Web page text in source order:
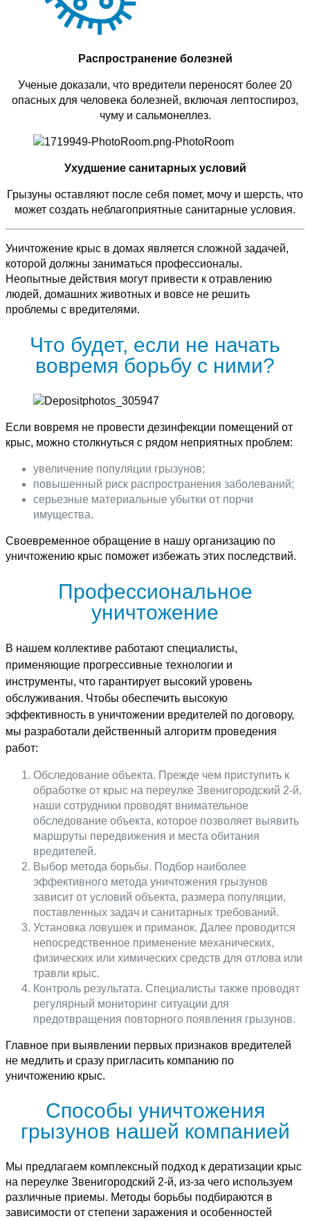
Распространение болезней
Ученые доказали, что вредители переносят более 20
опасных для человека болезней, включая лептоспироз,
чуму и сальмонеллез.
Ухудшение санитарных условий
Грызуны оставляют после себя помет, мочу и шерсть, что
может создать неблагоприятные санитарные условия.
Уничтожение крыс в домах является сложной задачей,
которой должны заниматься профессионалы.
Неопытные действия могут привести к отравлению
людей, домашних животных и вовсе не решить
проблемы с вредителями.
Что будет, если не начать
вовремя борьбу с ними?
Если вовремя не провести дезинфекции помещений от
крыс, можно столкнуться с рядом неприятных проблем:
увеличение популяции грызунов;
повышенный риск распространения заболеваний;
серьезные материальные убытки от порчи
имущества.
Своевременное обращение в нашу организацию по
уничтожению крыс поможет избежать этих последствий.
Профессиональное
уничтожение
В нашем коллективе работают специалисты,
применяющие прогрессивные технологии и
инструменты, что гарантирует высокий уровень
обслуживания. Чтобы обеспечить высокую
эффективность в уничтожении вредителей по договору,
мы разработали действенный алгоритм проведения
работ:
Обследование объекта. Прежде чем приступить к
обработке от крыс на переулке Звенигородский 2-й,
наши сотрудники проводят внимательное
обследование объекта, которое позволяет выявить
маршруты передвижения и места обитания
вредителей.
Выбор метода борьбы. Подбор наиболее
эффективного метода уничтожения грызунов
зависит от условий объекта, размера популяции,
поставленных задач и санитарных требований.
Установка ловушек и приманок. Далее проводится
непосредственное применение механических,
физических или химических средств для отлова или
травли крыс.
Контроль результата. Специалисты также проводят
регулярный мониторинг ситуации для
предотвращения повторного появления грызунов.
Главное при выявлении первых признаков вредителей
не медлить и сразу пригласить компанию по
уничтожению крыс.
Способы уничтожения
грызунов нашей компанией
Мы предлагаем комплексный подход к дератизации крыс
на переулке Звенигородский 2-й, из-за чего используем
различные приемы. Методы борьбы подбираются в
зависимости от степени заражения и особенностей